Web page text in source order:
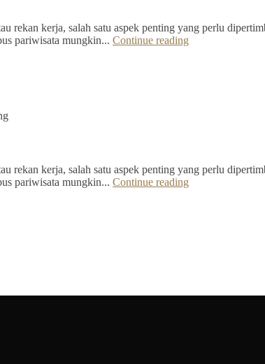
rekan kerja, salah satu aspek penting yang perlu
pariwisata mungkin... Continue reading
rekan kerja, salah satu aspek penting yang perlu
pariwisata mungkin... Continue reading